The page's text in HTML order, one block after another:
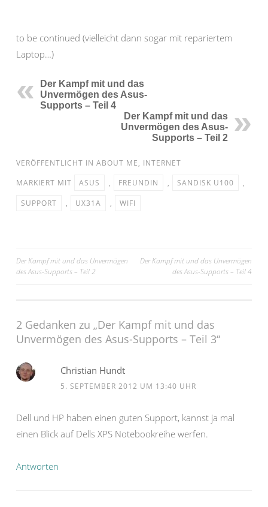
to be continued (vielleicht dann sogar mit repariertem
Laptop…)
Der Kampf mit und das
Unvermögen des Asus-
Supports – Teil 4
Der Kampf mit und das
Unvermögen des Asus-
Supports – Teil 2
VERÖFFENTLICHT IN ABOUT ME, INTERNET
MARKIERT MIT
ASUS , FREUNDIN , SANDISK U100
,
SUPPORT
, UX31A , WIFI
Beitragsnavigation
Der Kampf mit und das Unvermögen
des Asus-Supports – Teil 2
Der Kampf mit und das Unvermögen
des Asus-Supports – Teil 4
2 Gedanken zu „Der Kampf mit und das
Unvermögen des Asus-Supports – Teil 3“
Christian Hundt
5. SEPTEMBER 2012 UM 13:40 UHR
Dell und HP haben einen guten Support, kannst ja mal
einen Blick auf Dells XPS Notebookreihe werfen.
Antworten